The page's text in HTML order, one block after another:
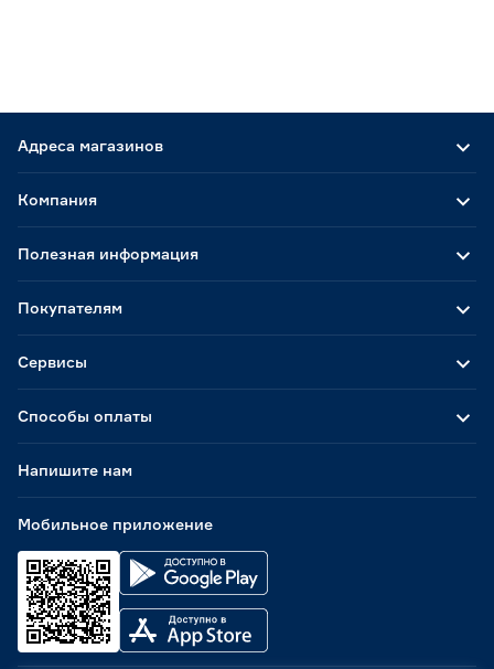
Адреса магазинов
Способы оплаты
Мобильное приложение
Компания
Полезная информация
Покупателям
Сервисы
Напишите нам